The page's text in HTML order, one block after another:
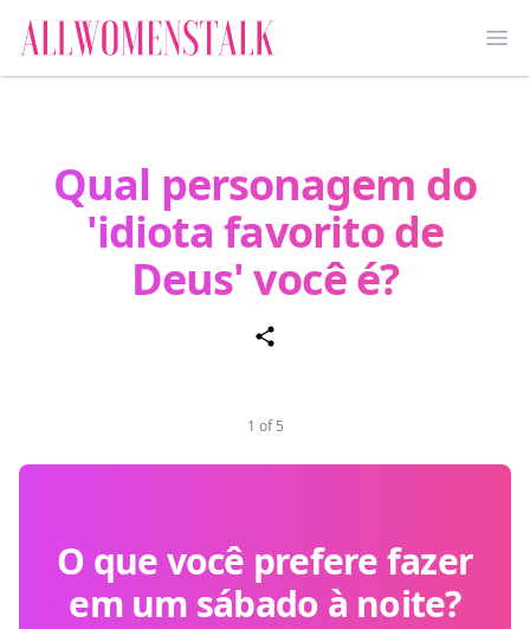
Qual personagem do
'idiota favorito de
Deus' você é?
1 of 5
O que você prefere fazer
em um sábado à noite?